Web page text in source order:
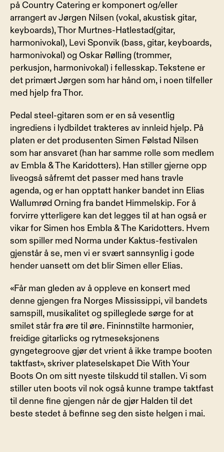
på Country Catering er komponert og/eller
arrangert av Jørgen Nilsen (vokal, akustisk gitar,
keyboards), Thor Murtnes-Hatlestad(gitar,
harmonivokal), Levi Sponvik (bass, gitar, keyboards,
harmonivokal) og Oskar Rølling (trommer,
perkusjon, harmonivokal) i fellesskap. Tekstene er
det primært Jørgen som har hånd om, i noen tilfeller
med hjelp fra Thor.
Pedal steel-gitaren som er en så vesentlig
ingrediens i lydbildet trakteres av innleid hjelp. På
platen er det produsenten Simen Følstad Nilsen
som har ansvaret (han har samme rolle som medlem
av Embla & The Karidotters). Han stiller gjerne opp
liveogså såfremt det passer med hans travle
agenda, og er han opptatt hanker bandet inn Elias
Wallumrød Orning fra bandet Himmelskip. For å
forvirre ytterligere kan det legges til at han også er
vikar for Simen hos Embla & The Karidotters. Hvem
som spiller med Norma under Kaktus-festivalen
gjenstår å se, men vi er svært sannsynlig i gode
hender uansett om det blir Simen eller Elias.
«Får man gleden av å oppleve en konsert med
denne gjengen fra Norges Mississippi, vil bandets
samspill, musikalitet og spilleglede sørge for at
smilet står fra øre til øre. Fininnstilte harmonier,
freidige gitarlicks og rytmeseksjonens
gyngetegroove gjør det vrient å ikke trampe booten
taktfast», skriver plateselskapet Die With Your
Boots On om sitt nyeste tilskudd til stallen. Vi som
stiller uten boots vil nok også kunne trampe taktfast
til denne fine gjengen når de gjør Halden til det
beste stedet å befinne seg den siste helgen i mai.